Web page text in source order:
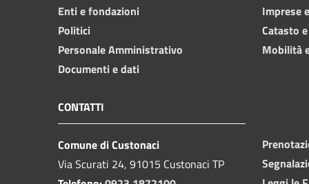
Enti e fondazioni
Politici
Personale Amministrativo
Documenti e dati
Imprese
Catasto
Mobilità
CONTATTI
Comune di Custonaci
Via Scurati 24, 91015 Custonaci TP